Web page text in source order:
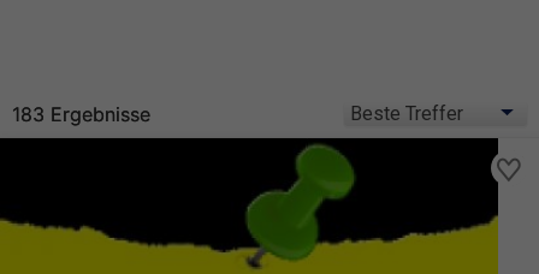
183 Ergebnisse